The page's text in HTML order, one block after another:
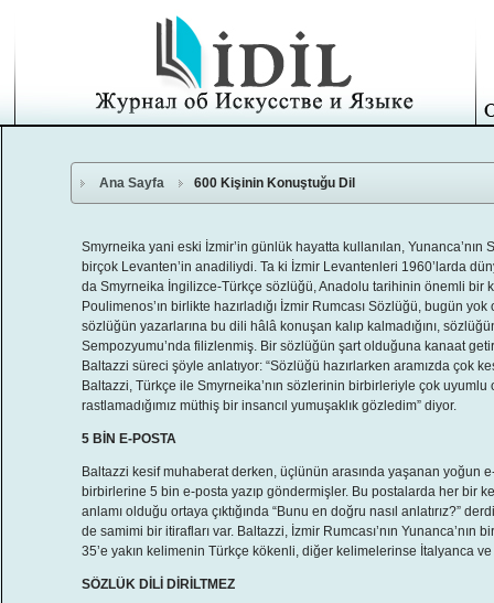
Ana Sayfa 600 Kişinin Konuştuğu Dil
Smyrneika yani eski İzmir’in günlük hayatta kullanılan, Yunanca’nın
birçok Levanten’in anadiliydi. Ta ki İzmir Levantenleri 1960’larda
da Smyrneika İngilizce-Türkçe sözlüğü, Anadolu tarihinin önemli
Poulimenos’ın birlikte hazırladığı İzmir Rumcası Sözlüğü, bugün
sözlüğün yazarlarına bu dili hâlâ konuşan kalıp kalmadığını,
Sempozyumu’nda filizlenmiş. Bir sözlüğün şart olduğuna kanaat
Baltazzi süreci şöyle anlatıyor: “Sözlüğü hazırlarken aramızda çok
Baltazzi, Türkçe ile Smyrneika’nın sözlerinin birbirleriyle çok
rastlamadığımız müthiş bir insancıl yumuşaklık gözledim” diyor.
5 BİN E-POSTA
Baltazzi kesif muhaberat derken, üçlünün arasında yaşanan yoğun
birbirlerine 5 bin e-posta yazıp göndermişler. Bu postalarda her bir
anlamı olduğu ortaya çıktığında “Bunu en doğru nasıl anlatırız?”
de samimi bir itirafları var. Baltazzi, İzmir Rumcası’nın
35’e yakın kelimenin Türkçe kökenli, diğer kelimelerinse İtalyanca ve
SÖZLÜK DİLİ DİRİLTMEZ